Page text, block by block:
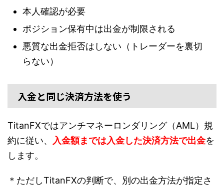
本人確認が必要
ポジション保有中は出金が制限される
悪質な出金拒否はしない（トレーダーを裏切
らない）
入金と同じ決済方法を使う
TitanFXではアンチマネーロンダリング（AML）規
約に従い、
入金額までは入金した決済方法で出金を
します。
＊ただしTitanFXの判断で、別の出金方法が指定さ